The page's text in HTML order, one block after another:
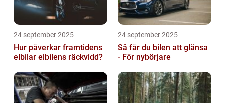
24 september 2025
Hur påverkar framtidens
elbilar elbilens räckvidd?
24 september 2025
Så får du bilen att glänsa
- För nybörjare